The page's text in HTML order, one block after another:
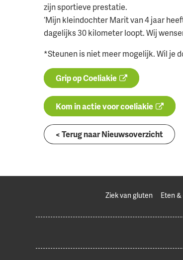
zijn sportieve prestatie.
‘Mijn kleindochter Marit van 4 jaar
dagelijks 30 kilometer loopt. Wij
*Steunen is niet meer mogelijk. Wil je
Grip op Coeliakie
Kom in actie voor coeliakie
< Terug naar Nieuwsoverzicht
Ziek van gluten Eten